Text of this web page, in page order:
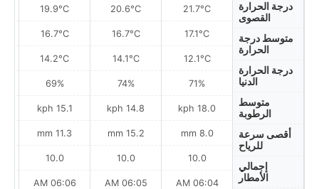
درجة الحرارة
القصوى
متوسط درجة
الحرارة
درجة الحرارة
الدنيا
متوسط
الرطوبة
أقصى سرعة
للرياح
إجمالي
الأمطار
21.7°C
17.1°C
12.1°C
71%
18.0 kph
8.0 mm
10.0
06:04 AM
20.6°C
16.7°C
14.1°C
74%
14.8 kph
15.2 mm
10.0
06:05 AM
19.9°C
16.7°C
14.2°C
69%
15.1 kph
11.3 mm
10.0
06:06 AM